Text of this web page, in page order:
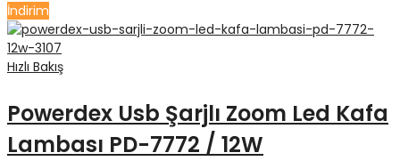
İndirim
Hızlı Bakış
Powerdex Usb Şarjlı Zoom Led Kafa
Lambası PD-7772 / 12W